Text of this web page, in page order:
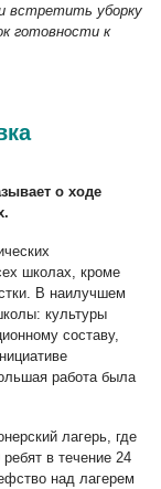
встретить уборку
готовности к
о ходе
школах, кроме
В наилучшем
культуры
составу,
работа была
лагерь, где
в течение 24
над лагерем